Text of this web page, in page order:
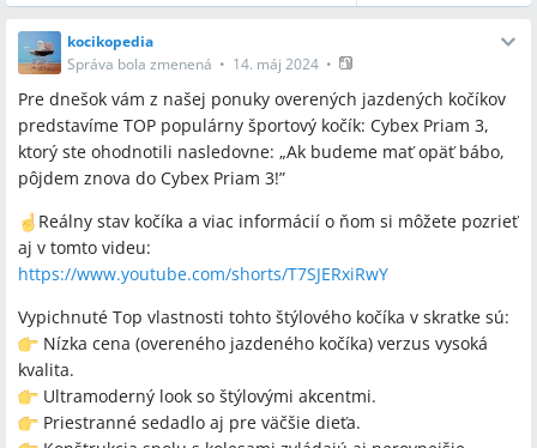
kocikopedia
Správa bola zmenená • 14. máj 2024 •
Pre dnešok vám z našej ponuky overených jazdených kočíkov
predstavíme TOP populárny športový kočík: Cybex Priam 3,
ktorý ste ohodnotili nasledovne: „Ak budeme mať opäť bábo,
pôjdem znova do Cybex Priam 3!”
️Reálny stav kočíka a viac informácií o ňom si môžete pozrieť
aj v tomto videu:
https://www.youtube.com/shorts/T7SJERxiRwY
Vypichnuté Top vlastnosti tohto štýlového kočíka v skratke sú:
Nízka cena (overeného jazdeného kočíka) verzus vysoká
kvalita.
Ultramoderný look so štýlovými akcentmi.
Priestranné sedadlo aj pre väčšie dieťa.